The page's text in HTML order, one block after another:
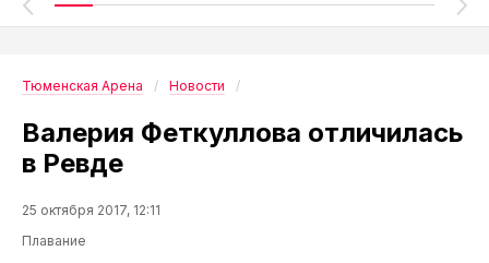
Тюменская Арена Новости
Валерия Феткуллова отличилась
в Ревде
25 октября 2017, 12:11
Плавание